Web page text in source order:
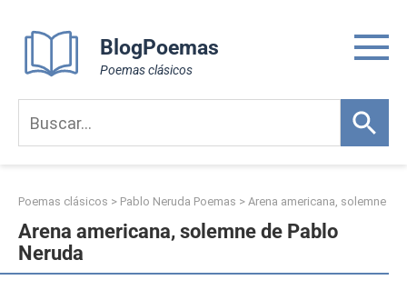
content
BlogPoemas
Poemas clásicos
Poemas clásicos > Pablo Neruda Poemas > Arena americana, solemne
Arena americana, solemne de Pablo
Neruda